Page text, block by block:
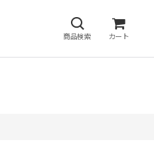
商品検索 カート